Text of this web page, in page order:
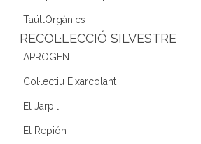
TaüllOrgànics
RECOL·LECCIÓ SILVESTRE
APROGEN
Col·lectiu Eixarcolant
El Jarpil
El Repión